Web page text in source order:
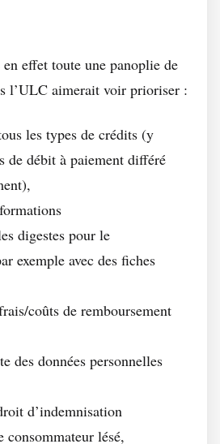
effet toute une panoplie de
l’ULC aimerait voir prioriser :
les types de crédits (y
de débit à paiement différé
digestes pour le
exemple avec des fiches
coûts de remboursement
des données personnelles
d’indemnisation
lésé,